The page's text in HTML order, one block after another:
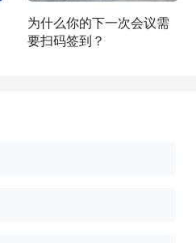
为什么你的下一次会议需
要扫码签到？